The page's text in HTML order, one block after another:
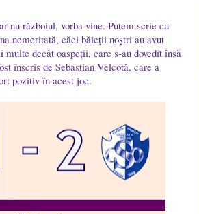
nu războiul, vorba vine. Putem scrie cu
nemeritată, căci băieții noștri au avut
decât oaspeții, care s-au dovedit însă
înscris de Sebastian Velcotă, care a
pozitiv în acest joc.